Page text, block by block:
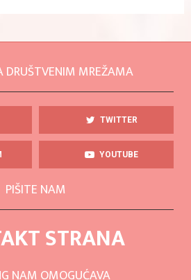
DRUŠTVENIM MREŽAMA
TWITTER
YOUTUBE
PIŠITE NAM
STRANA
NAM OMOGUĆAVA